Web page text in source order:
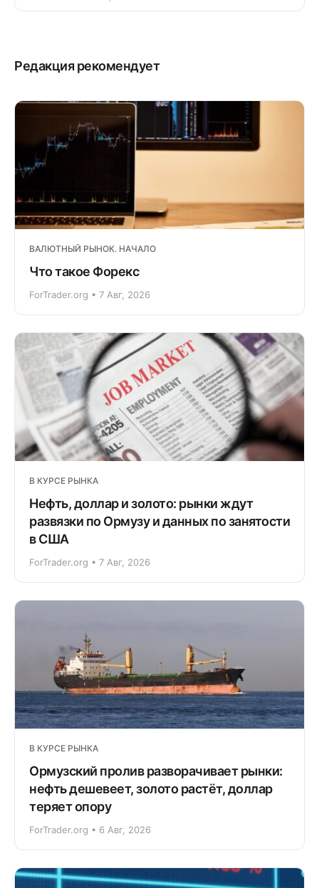
Редакция рекомендует
ВАЛЮТНЫЙ РЫНОК. НАЧАЛО
Что такое Форекс
ForTrader.org • 7 Авг, 2026
В КУРСЕ РЫНКА
Нефть, доллар и золото: рынки ждут
развязки по Ормузу и данных по занятости
в США
ForTrader.org • 7 Авг, 2026
В КУРСЕ РЫНКА
Ормузский пролив разворачивает рынки:
нефть дешевеет, золото растёт, доллар
теряет опору
ForTrader.org • 6 Авг, 2026